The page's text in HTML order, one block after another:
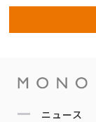
ニュース